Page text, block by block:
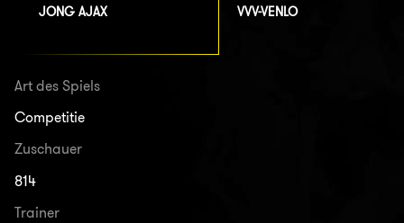
JONG AJAX VVV-VENLO
Art des Spiels
Competitie
Zuschauer
814
Trainer